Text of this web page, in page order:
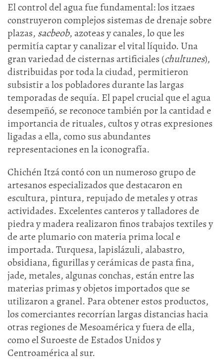
El control del agua fue fundamental: los itzaes
construyeron complejos sistemas de drenaje sobre
plazas, sacbeob, azoteas y canales, lo que les
permitía captar y canalizar el vital líquido. Una
gran variedad de cisternas artificiales (chultunes),
distribuidas por toda la ciudad, permitieron
subsistir a los pobladores durante las largas
temporadas de sequía. El papel crucial que el agua
desempeñó, se reconoce también por la cantidad e
importancia de rituales, cultos y otras expresiones
ligadas a ella, como sus abundantes
representaciones en la iconografía.
Chichén Itzá contó con un numeroso grupo de
artesanos especializados que destacaron en
escultura, pintura, repujado de metales y otras
actividades. Excelentes canteros y talladores de
piedra y madera realizaron finos trabajos textiles y
de arte plumario con materia prima local e
importada. Turquesa, lapislázuli, alabastro,
obsidiana, figurillas y cerámicas de pasta fina,
jade, metales, algunas conchas, están entre las
materias primas y objetos importados que se
utilizaron a granel. Para obtener estos productos,
los comerciantes recorrían largas distancias hacia
otras regiones de Mesoamérica y fuera de ella,
como el Suroeste de Estados Unidos y
Centroamérica al sur.